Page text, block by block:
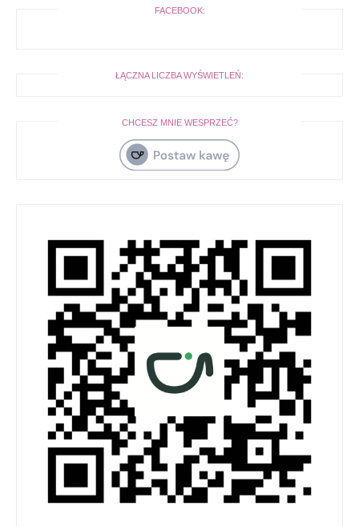
FACEBOOK:
ŁĄCZNA LICZBA WYŚWIETLEŃ:
CHCESZ MNIE WESPRZEĆ?